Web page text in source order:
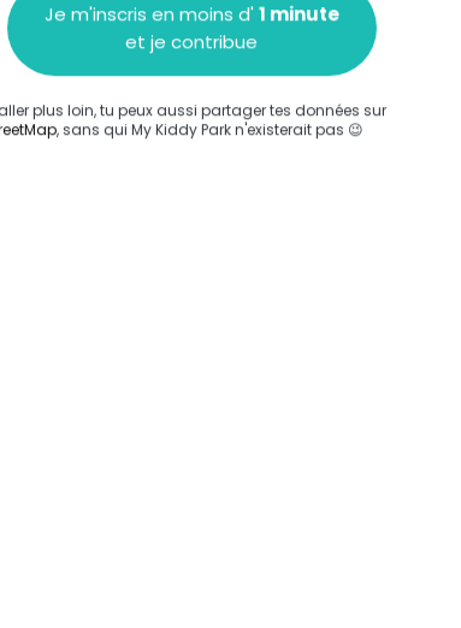
un commentaire
sur ce parc.
Je m'inscris en moins d'1 minute
et je contribue
plus loin, tu peux aussi partager tes données sur
, sans qui My Kiddy Park n'existerait pas 😉